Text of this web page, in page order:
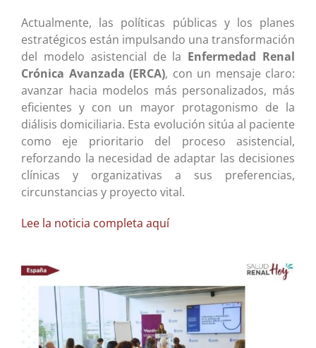
Actualmente, las políticas públicas y los planes
estratégicos están impulsando una transformación
del modelo asistencial de la Enfermedad Renal
Crónica Avanzada (ERCA), con un mensaje claro:
avanzar hacia modelos más personalizados, más
eficientes y con un mayor protagonismo de la
diálisis domiciliaria. Esta evolución sitúa al paciente
como eje prioritario del proceso asistencial,
reforzando la necesidad de adaptar las decisiones
clínicas y organizativas a sus preferencias,
circunstancias y proyecto vital.
Lee la noticia completa aquí